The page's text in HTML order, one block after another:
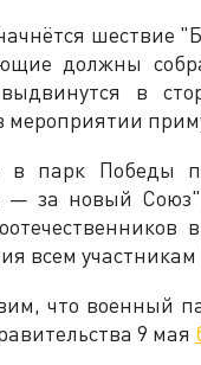
шествие
должны
в
в парк Победы
за новый
всем
что военный
9 мая